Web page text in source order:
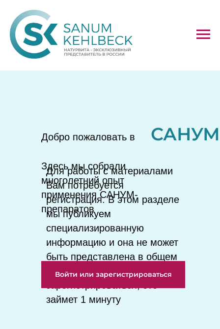
Главная → САНУМ-Академия
Здесь мы собрали
многолетний опыт
применения САНУМ-
препаратов
Для работы с материалами
Вам потребуется
регистрация. В этом разделе
мы публикуем
специализированную
информацию и она не может
быть представлена в общем
доступе. Мы просим Вас
займет 1 минуту
Войти или зарегистрироваться
Добро пожаловать в